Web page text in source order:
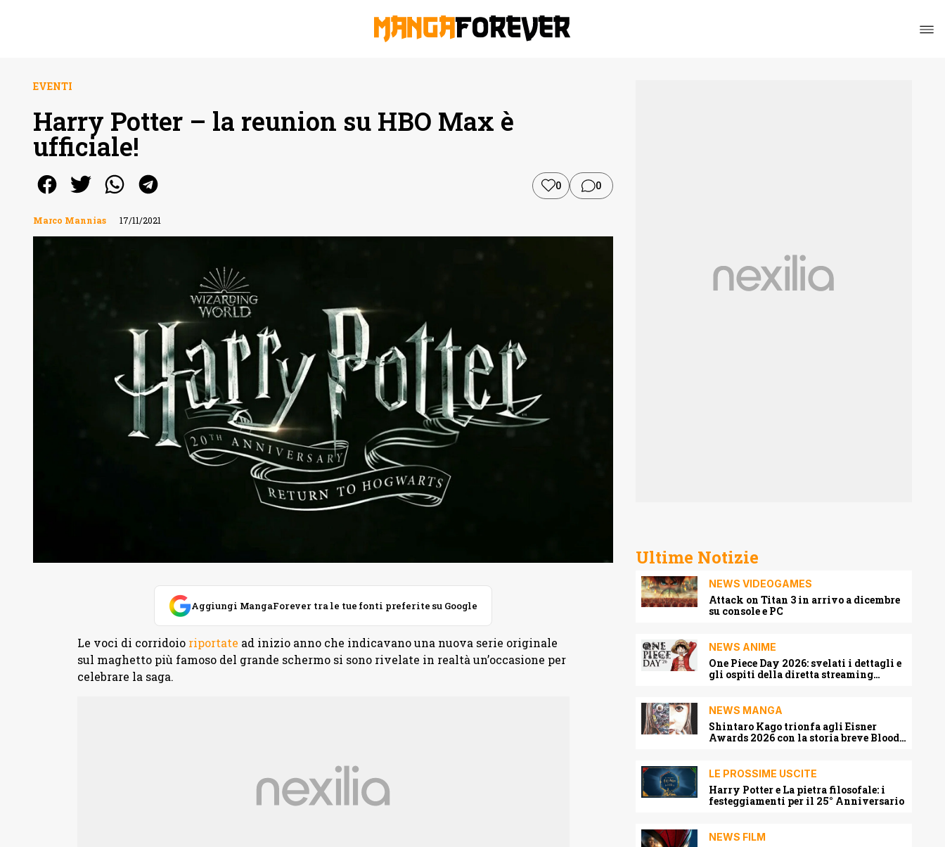
EVENTI
Harry Potter – la reunion su HBO Max è
ufficiale!
0 0
Marco Mannias 17/11/2021
Aggiungi MangaForever tra le tue fonti preferite su Google
Le voci di corridoio riportate ad inizio anno che indicavano una nuova serie originale
sul maghetto più famoso del grande schermo si sono rivelate in realtà un’occasione per
celebrare la saga.
Ultime Notizie
NEWS VIDEOGAMES
Attack on Titan 3 in arrivo a dicembre
su console e PC
NEWS ANIME
One Piece Day 2026: svelati i dettagli e
gli ospiti della diretta streaming
NEWS MANGA
Shintaro Kago trionfa agli Eisner
Awards 2026 con la storia breve Blood
LE PROSSIME USCITE
Harry Potter e La pietra filosofale: i
festeggiamenti per il 25° Anniversario
NEWS FILM